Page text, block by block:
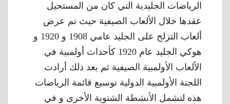
الرياضات الجليدية التي كان من المستحيل
عقدها خلال الألعاب الصيفية حيث تم عرض
ألعاب التزلج على الجليد عامي 1908 و 1920 و
هوكي الجليد عام 1920 كأحداث أولمبية في
الألعاب الأولمبية الصيفية ثم بعد ذلك أرادت
اللجنة الأولمبية الدولية توسيع قائمة الرياضات
هذه لتشمل الأنشطة الشتوية الأخرى و في